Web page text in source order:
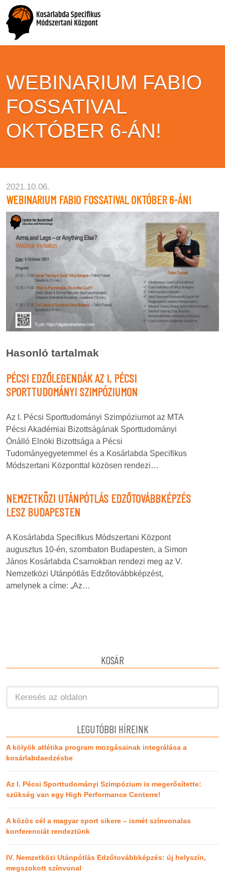
WEBINARIUM FABIO
FOSSATIVAL
OKTÓBER 6-ÁN!
2021.10.06.
WEBINARIUM FABIO FOSSATIVAL OKTÓBER 6-ÁN!
Hasonló tartalmak
PÉCSI EDZŐLEGENDÁK AZ I. PÉCSI
SPORTTUDOMÁNYI SZIMPÓZIUMON
Az I. Pécsi Sporttudományi Szimpóziumot az MTA
Pécsi Akadémiai Bizottságának Sporttudományi
Önálló Elnöki Bizottsága a Pécsi
Tudományegyetemmel és a Kosárlabda Specifikus
Módszertani Központtal közösen rendezi…
NEMZETKÖZI UTÁNPÓTLÁS EDZŐTOVÁBBKÉPZÉS
LESZ BUDAPESTEN
A Kosárlabda Specifikus Módszertani Központ
augusztus 10-én, szombaton Budapesten, a Simon
János Kosárlabda Csarnokban rendezi meg az V.
Nemzetközi Utánpótlás Edzőtovábbképzést,
amelynek a címe: „Az…
KOSÁR
LEGUTÓBBI HÍREINK
A kölyök atlétika program mozgásainak integrálása a
kosárlabdaedzésbe
Az I. Pécsi Sporttudományi Szimpózium is megerősítette:
szükség van egy High Performance Centerre!
A közös cél a magyar sport sikere – ismét színvonalas
konferenciát rendeztünk
IV. Nemzetközi Utánpótlás Edzőtovábbképzés: új helyszín,
megszokott színvonal